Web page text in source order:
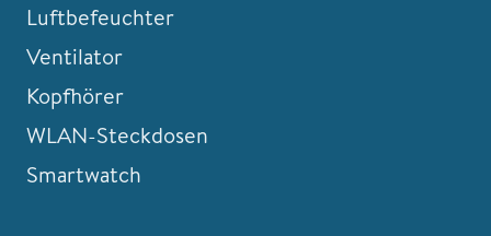
Luftbefeuchter
Ventilator
Kopfhörer
WLAN-Steckdosen
Smartwatch